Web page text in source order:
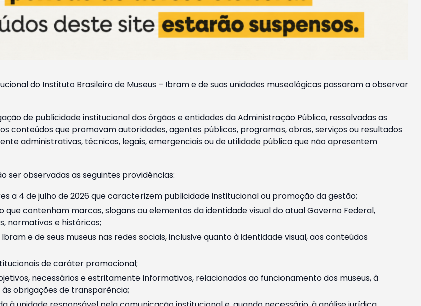
do Instituto Brasileiro de Museus – Ibram e de suas unidades museológicas passaram a observar
de publicidade institucional dos órgãos e entidades da Administração Pública, ressalvadas as
conteúdos que promovam autoridades, agentes públicos, programas, obras, serviços ou resultados
administrativas, técnicas, legais, emergenciais ou de utilidade pública que não apresentem
ser observadas as seguintes providências:
a 4 de julho de 2026 que caracterizem publicidade institucional ou promoção da gestão;
contenham marcas, slogans ou elementos da identidade visual do atual Governo Federal,
normativos e históricos;
e de seus museus nas redes sociais, inclusive quanto à identidade visual, aos conteúdos
de caráter promocional;
necessários e estritamente informativos, relacionados ao funcionamento dos museus, à
obrigações de transparência;